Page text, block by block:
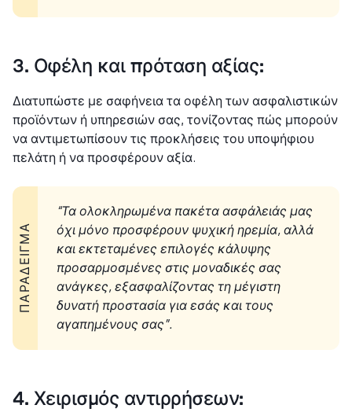
3. Οφέλη και πρόταση αξίας:
Διατυπώστε με σαφήνεια τα οφέλη των ασφαλιστικών
προϊόντων ή υπηρεσιών σας, τονίζοντας πώς μπορούν
να αντιμετωπίσουν τις προκλήσεις του υποψήφιου
πελάτη ή να προσφέρουν αξία.
ΠΑΡΆΔΕΙΓΜΑ
“Τα ολοκληρωμένα πακέτα ασφάλειάς μας
όχι μόνο προσφέρουν ψυχική ηρεμία, αλλά
και εκτεταμένες επιλογές κάλυψης
προσαρμοσμένες στις μοναδικές σας
ανάγκες, εξασφαλίζοντας τη μέγιστη
δυνατή προστασία για εσάς και τους
αγαπημένους σας”.
4. Χειρισμός αντιρρήσεων: